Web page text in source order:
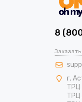
8
г.
ТРЦ
ТРЦ